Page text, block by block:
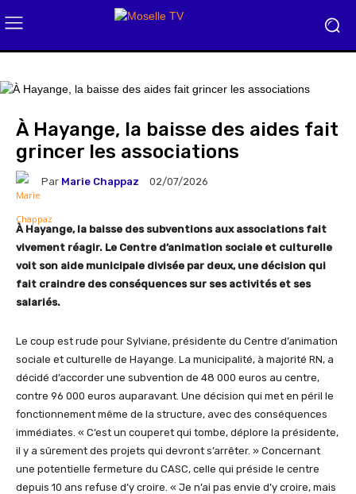
À Hayange, la baisse des aides fait
grincer les associations
Par Marie Chappaz 02/07/2026
À Hayange, la baisse des subventions aux associations fait
vivement réagir. Le Centre d’animation sociale et culturelle
voit son aide municipale divisée par deux, une décision qui
fait craindre des conséquences sur ses activités et ses
salariés.
Le coup est rude pour Sylviane, présidente du Centre d’animation
sociale et culturelle de Hayange. La municipalité, à majorité RN, a
décidé d’accorder une subvention de 48 000 euros au centre,
contre 96 000 euros auparavant. Une décision qui met en péril le
fonctionnement même de la structure, avec des conséquences
immédiates. « C’est un couperet qui tombe, déplore la présidente,
il y a sûrement des projets qui devront s’arrêter. » Concernant
une potentielle fermeture du CASC, celle qui préside le centre
depuis 10 ans refuse d’y croire. « Je n’ai pas envie d’y croire, mais